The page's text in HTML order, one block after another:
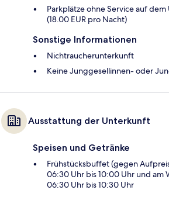
Parkplätze ohne Service auf
(18.00 EUR pro Nacht)
Sonstige Informationen
Nichtraucherunterkunft
Keine Junggesellinnen- oder
Ausstattung der Unterkunft
Speisen und Getränke
Frühstücksbuffet (gegen
06:30 Uhr bis 10:00 Uhr und am
06:30 Uhr bis 10:30 Uhr